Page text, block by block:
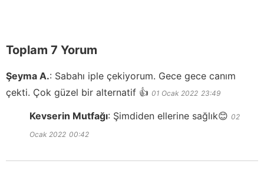
Toplam 7 Yorum
Şeyma A.: Sabahı iple çekiyorum. Gece gece canım
çekti. Çok güzel bir alternatif 👍 01 Ocak 2022 23:49
Kevserin Mutfağı: Şimdiden ellerine sağlık😊 02
Ocak 2022 00:42